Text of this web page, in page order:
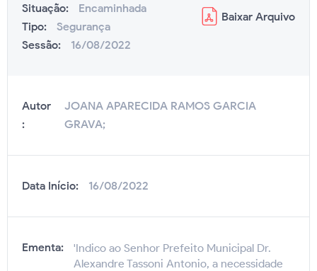
Situação:
Encaminhada
Tipo:
Segurança
Sessão:
16/08/2022
Baixar Arquivo
Autor
:
JOANA APARECIDA RAMOS GARCIA
GRAVA;
Data Início: 16/08/2022
Ementa:
'Indico ao Senhor Prefeito Municipal Dr.
Alexandre Tassoni Antonio, a necessidade